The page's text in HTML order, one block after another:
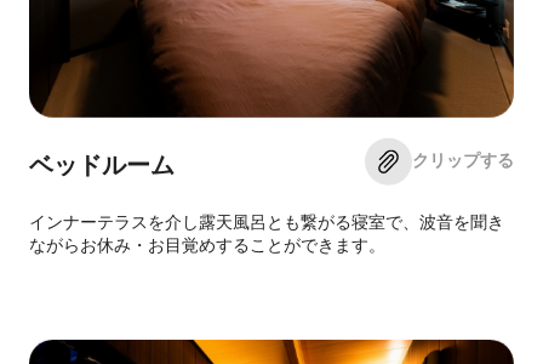
ベッドルーム
インナーテラスを介し露天風呂とも繋がる寝室で、波音を聞き
ながらお休み・お目覚めすることができます。
クリップする